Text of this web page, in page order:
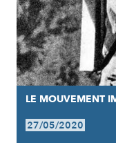
LE MOUVEMENT
27/05/2020